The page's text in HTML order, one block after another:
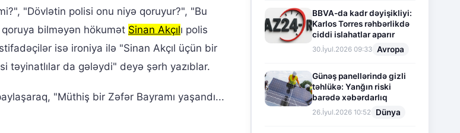
"Dövlətin polisi onu niyə qoruyur?", "Bu
qoruya bilməyən hökumət Sinan Akçılı polis
isə ironiya ilə "Sinan Akçıl üçün bir
təyinatlılar da gələydi" deyə şərh yazıblar.
"Müthiş bir Zəfər Bayramı yaşandı...
BBVA-da kadr dəyişikliyi:
Karlos Torres rəhbərlikdə
ciddi islahatlar aparır
30.İyul.2026 09:33 Avropa
Günəş panellərində gizli
təhlükə: Yanğın riski
barədə xəbərdarlıq
26.İyul.2026 10:52 Dünya